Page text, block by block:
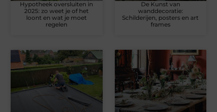
Hypotheek oversluiten in
2025: zo weet je of het
loont en wat je moet
regelen
De Kunst van
wanddecoratie:
Schilderijen, posters en art
frames